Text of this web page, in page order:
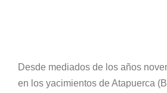
Desde mediados de los años
en los yacimientos de Atapuerca